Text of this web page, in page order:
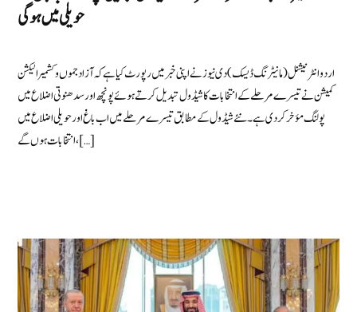
حویلی میں ہوگی
اردو انٹرنیشنل (مانیٹرنگ ڈیسک) دی نیوز نے اپنی خبر میں رپورٹ کیا ہے کہ آزاد جموں و کشمیر الیکشن
کمیشن نے تیسرے مرحلے کے انتخابات کا شیڈول تبدیل کرتے ہوئے پونچھ اور سدھنوتی اضلاع میں
پولنگ مؤخر کردی ہے۔ نئے شیڈول کے مطابق تیسرے مرحلے میں اب باغ اور حویلی اضلاع میں
انتخابات ہوں گے، […]